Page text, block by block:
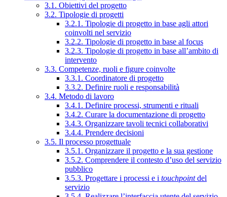
3.1. Obiettivi del progetto
3.2. Tipologie di progetti
3.2.1. Tipologie di progetto in base agli attori
coinvolti nel servizio
3.2.2. Tipologie di progetto in base al focus
3.2.3. Tipologie di progetto in base all’ambito di
intervento
3.3. Competenze, ruoli e figure coinvolte
3.3.1. Coordinatore di progetto
3.3.2. Definire ruoli e responsabilità
3.4. Metodo di lavoro
3.4.1. Definire processi, strumenti e rituali
3.4.2. Curare la documentazione di progetto
3.4.3. Organizzare tavoli tecnici collaborativi
3.4.4. Prendere decisioni
3.5. Il processo progettuale
3.5.1. Organizzare il progetto e la sua gestione
3.5.2. Comprendere il contesto d’uso del servizio
pubblico
3.5.3. Progettare i processi e i touchpointdel
servizio